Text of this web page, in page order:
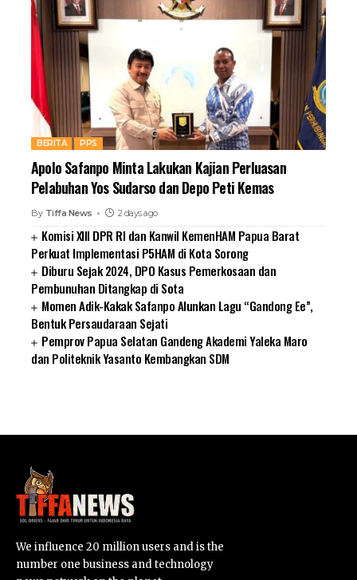
BERITA PPS
Apolo Safanpo Minta Lakukan Kajian Perluasan
Pelabuhan Yos Sudarso dan Depo Peti Kemas
By Tiffa News 2 days ago
Komisi XIII DPR RI dan Kanwil KemenHAM Papua Barat
Perkuat Implementasi P5HAM di Kota Sorong
Diburu Sejak 2024, DPO Kasus Pemerkosaan dan
Pembunuhan Ditangkap di Sota
Momen Adik-Kakak Safanpo Alunkan Lagu “Gandong Ee”,
Bentuk Persaudaraan Sejati
Pemprov Papua Selatan Gandeng Akademi Yaleka Maro
dan Politeknik Yasanto Kembangkan SDM
We influence 20 million users and is the
number one business and technology